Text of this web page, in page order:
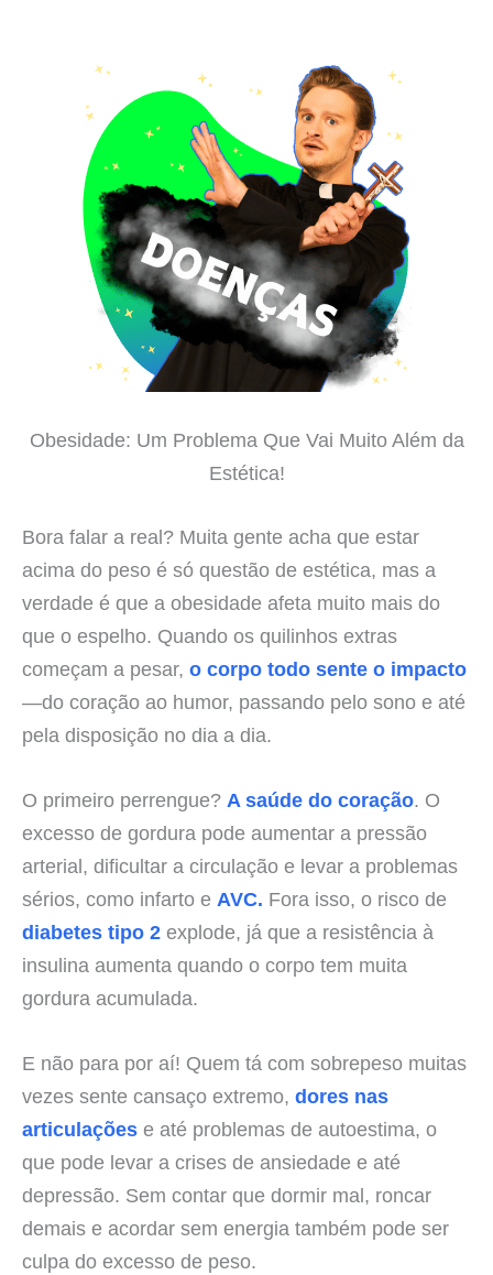
Obesidade: Um Problema Que Vai Muito Além da
Estética!
Bora falar a real? Muita gente acha que estar
acima do peso é só questão de estética, mas a
verdade é que a obesidade afeta muito mais do
que o espelho. Quando os quilinhos extras
começam a pesar, o corpo todo sente o impacto
—do coração ao humor, passando pelo sono e até
pela disposição no dia a dia.
O primeiro perrengue? A saúde do coração. O
excesso de gordura pode aumentar a pressão
arterial, dificultar a circulação e levar a problemas
sérios, como infarto e AVC. Fora isso, o risco de
diabetes tipo 2 explode, já que a resistência à
insulina aumenta quando o corpo tem muita
gordura acumulada.
E não para por aí! Quem tá com sobrepeso muitas
vezes sente cansaço extremo, dores nas
articulações e até problemas de autoestima, o
que pode levar a crises de ansiedade e até
depressão. Sem contar que dormir mal, roncar
demais e acordar sem energia também pode ser
culpa do excesso de peso.